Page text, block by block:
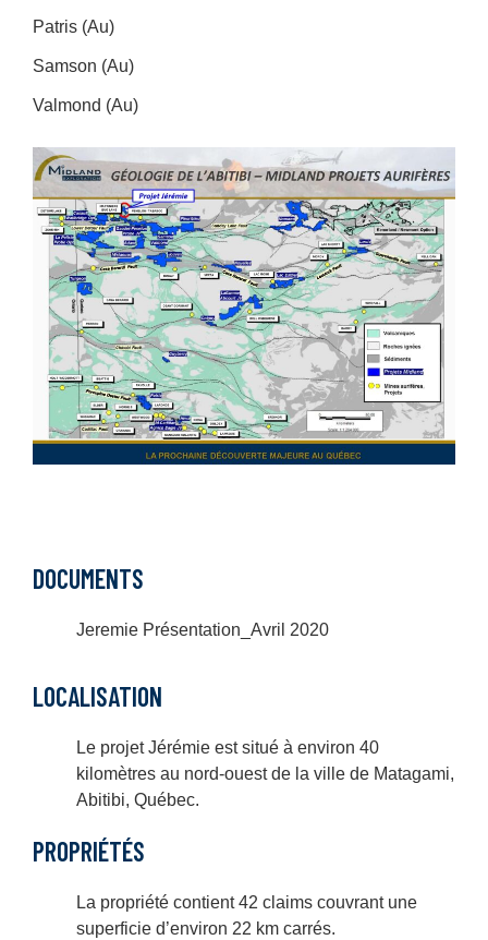
Patris (Au)
Samson (Au)
Valmond (Au)
DOCUMENTS
Jeremie Présentation_Avril 2020
LOCALISATION
Le projet Jérémie est situé à environ 40
kilomètres au nord-ouest de la ville de Matagami,
Abitibi, Québec.
PROPRIÉTÉS
La propriété contient 42 claims couvrant une
superficie d’environ 22 km carrés.